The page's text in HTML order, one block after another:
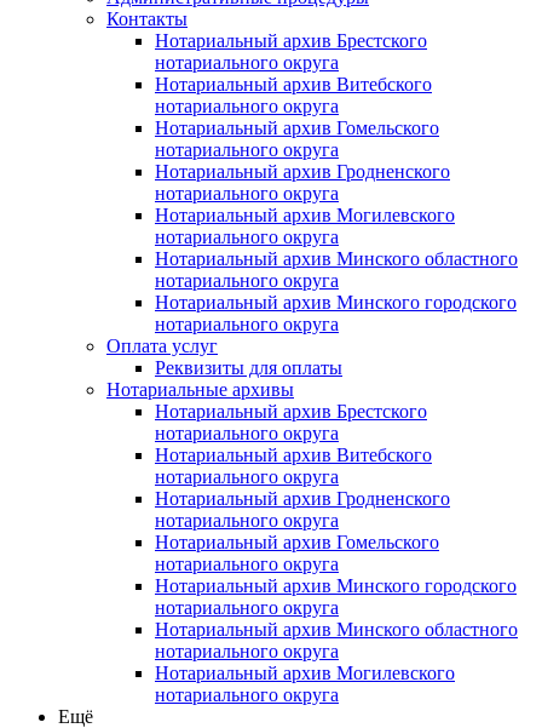
Контакты
Нотариальный архив Брестского
нотариального округа
Нотариальный архив Витебского
нотариального округа
Нотариальный архив Гомельского
нотариального округа
Нотариальный архив Гродненского
нотариального округа
Нотариальный архив Могилевского
нотариального округа
Нотариальный архив Минского областного
нотариального округа
Нотариальный архив Минского городского
нотариального округа
Оплата услуг
Реквизиты для оплаты
Нотариальные архивы
Нотариальный архив Брестского
нотариального округа
Нотариальный архив Витебского
нотариального округа
Нотариальный архив Гродненского
нотариального округа
Нотариальный архив Гомельского
нотариального округа
Нотариальный архив Минского городского
нотариального округа
Нотариальный архив Минского областного
нотариального округа
Нотариальный архив Могилевского
нотариального округа
Ещё